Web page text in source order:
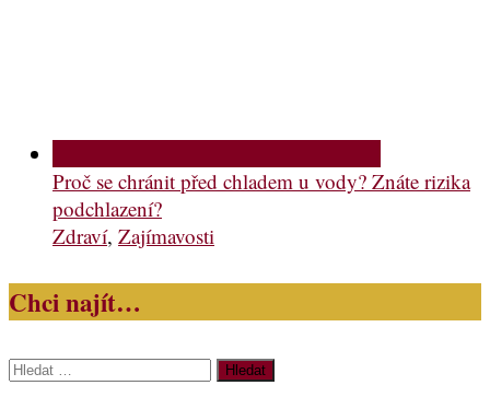
Proč se chránit před chladem u vody? Znáte rizika
podchlazení?
Zdraví, Zajímavosti
Chci najít…
Vyhledávání